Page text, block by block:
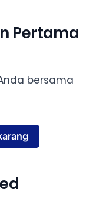
Pertama
bersama